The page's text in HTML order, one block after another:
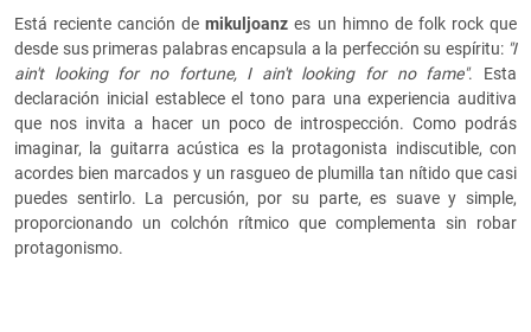
Está reciente canción demikuljoanz es un himno de folk rock que
desde sus primeras palabras encapsula a la perfección su espíritu: "I
ain't looking for no fortune, I ain't looking for no fame". Esta
declaración inicial establece el tono para una experiencia auditiva
que nos invita a hacer un poco de introspección. Como podrás
imaginar, la guitarra acústica es la protagonista indiscutible, con
acordes bien marcados y un rasgueo de plumilla tan nítido que casi
puedes sentirlo. La percusión, por su parte, es suave y simple,
proporcionando un colchón rítmico que complementa sin robar
protagonismo.